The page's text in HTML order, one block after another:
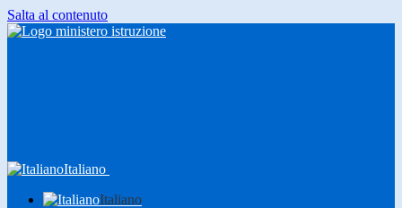
Salta al contenuto
Italiano
Italiano